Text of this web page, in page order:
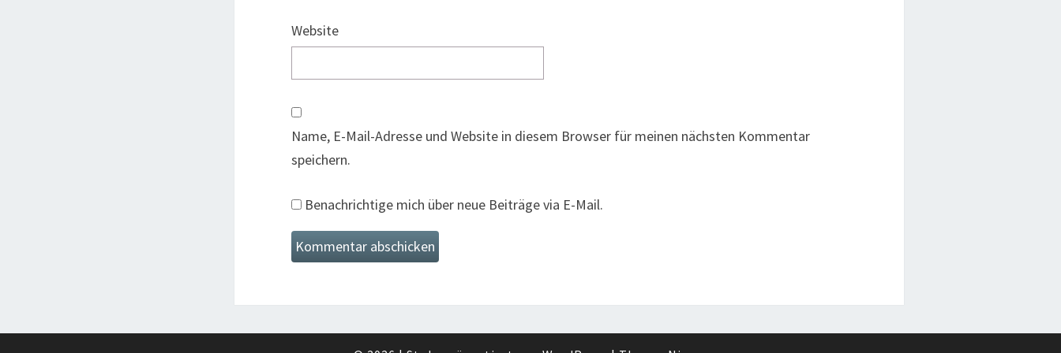
Website
Name, E-Mail-Adresse und Website in diesem Browser für meinen nächsten Kommentar
speichern.
Benachrichtige mich über neue Beiträge via E-Mail.